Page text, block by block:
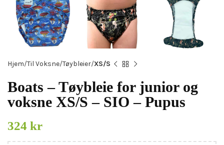
Hjem Til Voksne Tøybleier XS/S
Boats – Tøybleie for junior og
voksne XS/S – SIO – Pupus
324 kr